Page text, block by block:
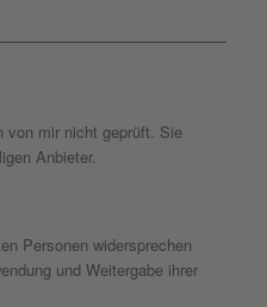
von mir nicht geprüft. Sie
Anbieter.
Personen widersprechen
und Weitergabe ihrer